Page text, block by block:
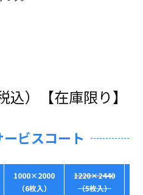
）【在庫限り】
ビスコート
1000×2000
（6枚入）
1220×2440
（5枚入）